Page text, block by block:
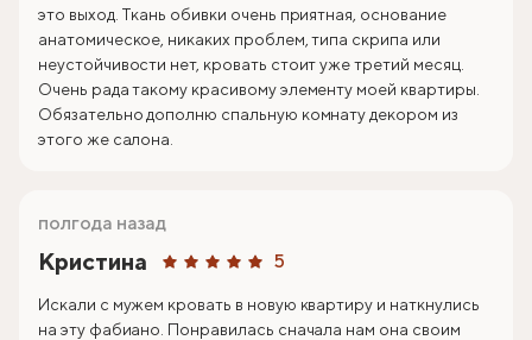
это выход. Ткань обивки очень приятная, основание
анатомическое, никаких проблем, типа скрипа или
неустойчивости нет, кровать стоит уже третий месяц.
Очень рада такому красивому элементу моей квартиры.
Обязательно дополню спальную комнату декором из
этого же салона.
Кристина 5
полгода назад
Искали с мужем кровать в новую квартиру и наткнулись
на эту фабиано. Понравилась сначала нам она своим